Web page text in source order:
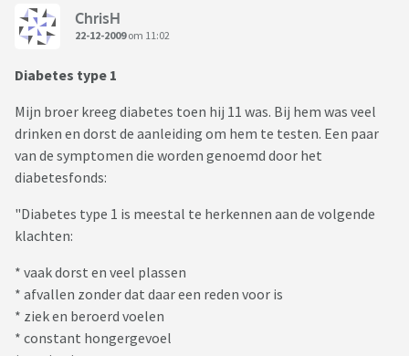
ChrisH
22-12-2009om 11:02
Diabetes type 1
Mijn broer kreeg diabetes toen hij 11 was. Bij hem was veel
drinken en dorst de aanleiding om hem te testen. Een paar
van de symptomen die worden genoemd door het
diabetesfonds:
"Diabetes type 1 is meestal te herkennen aan de volgende
klachten:
* vaak dorst en veel plassen
* afvallen zonder dat daar een reden voor is
* ziek en beroerd voelen
* constant hongergevoel